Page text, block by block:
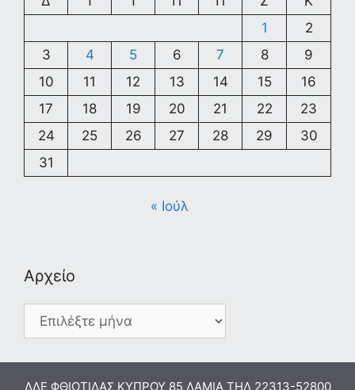
1
2
3
4 5 6 7 8
9
10
11 12 13 14 15
16
17
18 19 20 21 22
23
24
25 26 27 28 29
30
31
« Ιούλ
Αρχείο
Αρχείο
ΔΔΕ ΦΘΙΩΤΙΔΑΣ ΚΥΠΡΟΥ 85 ΛΑΜΙΑ ΤΗΛ 22313-52800